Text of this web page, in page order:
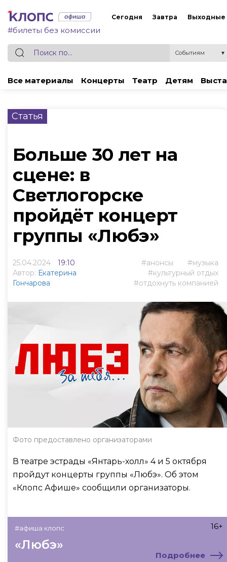
#билеты без комиссии
Сегодня Завтра Выходные
Событиям ▼
Все материалы Концерты Театр Детям
Статья
Больше 30 лет на
сцене: в
Светлогорске
пройдёт концерт
группы «Любэ»
25.04.2024
19:10
Автор: Екатерина
Гончарова
анонсы
музыка
культурный отдых
отдохнуть компанией
Фото предоставлено организаторами
В театре эстрады «Янтарь-холл» 4 и 5 октября
пройдут концерты группы «Любэ». Об этом
«Клопс Афише» сообщили организаторы.
16+
#афиша клопс
Подробнее
«Любэ»